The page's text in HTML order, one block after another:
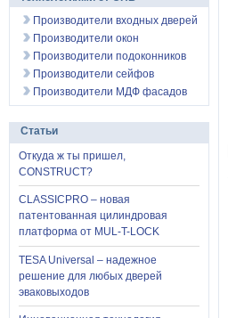
Производители входных дверей
Производители окон
Производители подоконников
Производители сейфов
Производители МДФ фасадов
Статьи
Откуда ж ты пришел,
CONSTRUCT?
CLASSICPRO – новая
патентованная цилиндровая
платформа от MUL-T-LOCK
TESA Universal – надежное
решение для любых дверей
эваковыходов